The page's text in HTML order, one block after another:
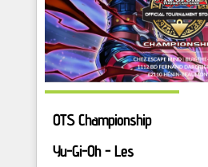
OTS Championship
Yu-Gi-Oh - Les